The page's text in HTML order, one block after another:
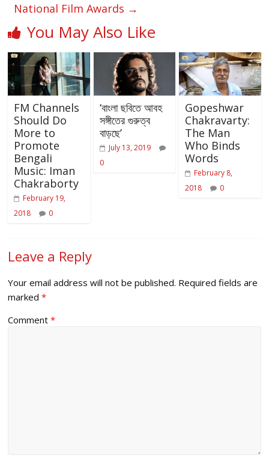
National Film Awards →
You May Also Like
FM Channels
Should Do
More to
Promote
Bengali
Music: Iman
Chakraborty
February 19,
2018
0
‘বাংলা ছবিতে আবহ
সঙ্গীতের গুরুত্ব
বাড়ছে’
July 13, 2019
0
Gopeshwar
Chakravarty:
The Man
Who Binds
Words
February 8,
2018
0
Leave a Reply
Your email address will not be published. Required fields are
marked*
Comment*